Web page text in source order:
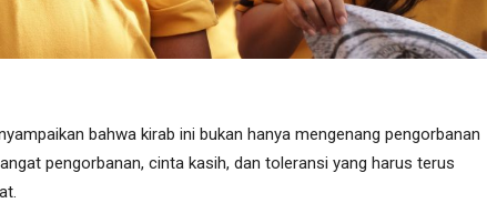
bahwa kirab ini bukan hanya mengenang pengorbanan
pengorbanan, cinta kasih, dan toleransi yang harus terus